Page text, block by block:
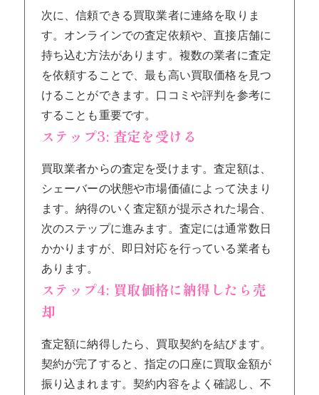
次に、信頼できる買取業者に連絡を取りま
す。オンラインでの査定依頼や、直接店舗に
持ち込む方法があります。複数の業者に査定
を依頼することで、最も高い買取価格を見つ
けることができます。口コミや評判を参考に
することも重要です。
ステップ3: 査定を受ける
買取業者からの査定を受けます。査定額は、
シェーバーの状態や市場価値によって決まり
ます。納得のいく査定額が提示された場合、
次のステップに進みます。査定には通常数日
かかりますが、即日対応を行っている業者も
あります。
ステップ4: 買取価格に納得したら売
却
査定額に納得したら、買取契約を結びます。
契約が完了すると、指定の口座に買取金額が
振り込まれます。契約内容をよく確認し、不